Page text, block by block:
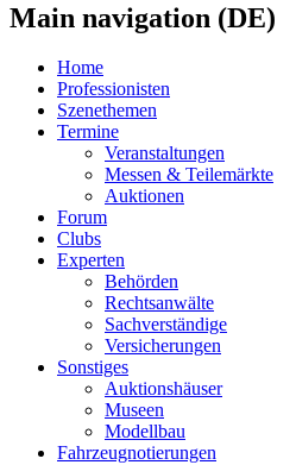
Main navigation (DE)
Home
Professionisten
Szenethemen
Termine
Veranstaltungen
Messen & Teilemärkte
Auktionen
Forum
Clubs
Experten
Behörden
Rechtsanwälte
Sachverständige
Versicherungen
Sonstiges
Auktionshäuser
Museen
Modellbau
Fahrzeugnotierungen